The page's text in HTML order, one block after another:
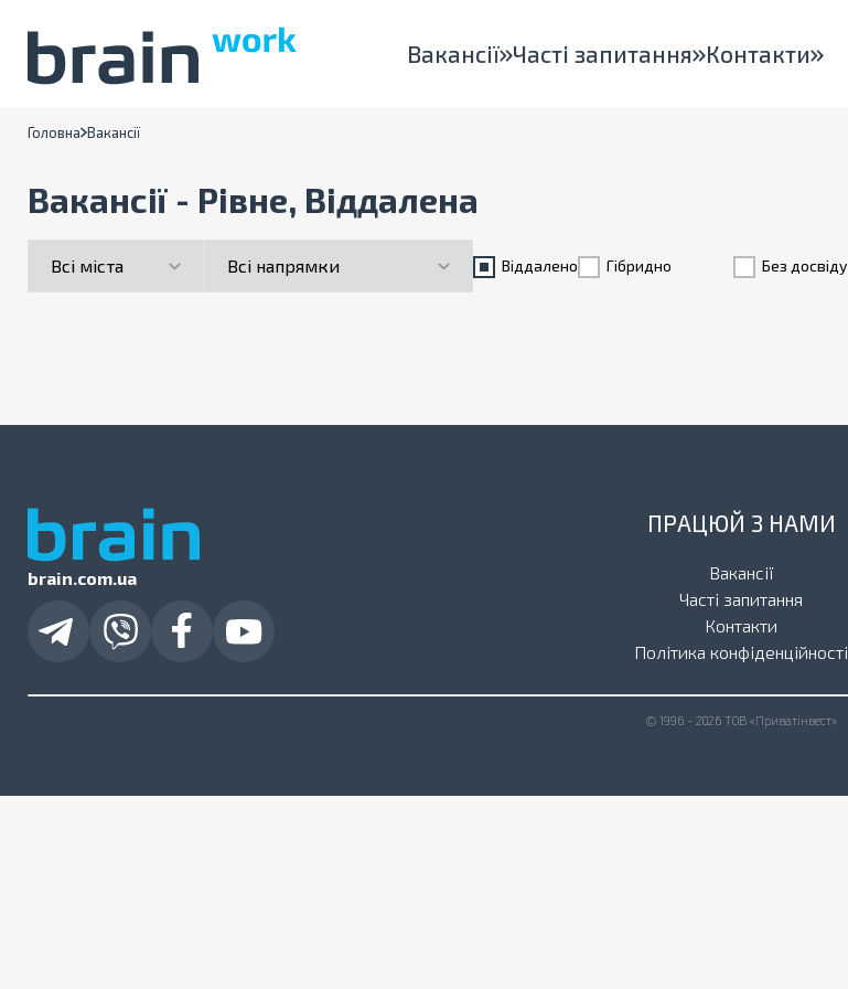
Вакансії Часті запитання Контакти
Головна Вакансії
Вакансії - Рівне, Віддалена
Віддалено Гiбридно Без досвіду
brain.com.ua
ПРАЦЮЙ З НАМИ
Вакансії
Часті запитання
Контакти
Політика конфіденційності
© 1996 - 2026 ТОВ «Приватінвест»